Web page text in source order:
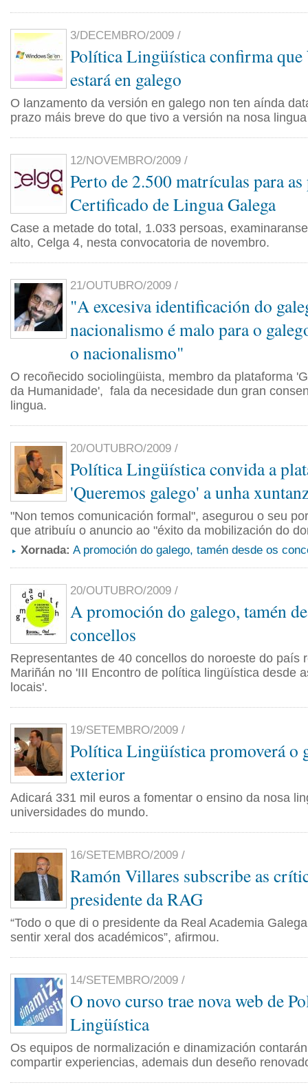
3/DECEMBRO/2009 /
Política Lingüística confirma que
estará en galego
O lanzamento da versión en galego non ten aínda
prazo máis breve do que tivo a versión na nosa
12/NOVEMBRO/2009 /
Perto de 2.500 matrículas para
Certificado de Lingua Galega
Case a metade do total, 1.033 persoas,
alto, Celga 4, nesta convocatoria de novembro.
21/OUTUBRO/2009 /
"A excesiva identificación do
nacionalismo é malo para o
o nacionalismo"
O recoñecido sociolingüista, membro da plataforma
da Humanidade', fala da necesidade dun gran
lingua.
20/OUTUBRO/2009 /
Política Lingüística convida a
'Queremos galego' a unha
"Non temos comunicación formal", asegurou o seu
que atribuíu o anuncio ao "éxito da mobilización do
Xornada: A promoción do galego, tamén desde os
20/OUTUBRO/2009 /
A promoción do galego, tamén
concellos
Representantes de 40 concellos do noroeste do país
Mariñán no 'III Encontro de política lingüística desde
locais'.
19/SETEMBRO/2009 /
Política Lingüística promoverá o
exterior
Adicará 331 mil euros a fomentar o ensino da nosa
universidades do mundo.
16/SETEMBRO/2009 /
Ramón Villares subscribe as
presidente da RAG
“Todo o que di o presidente da Real Academia
sentir xeral dos académicos”, afirmou.
14/SETEMBRO/2009 /
O novo curso trae nova web de
Lingüística
Os equipos de normalización e dinamización
compartir experiencias, ademais dun deseño